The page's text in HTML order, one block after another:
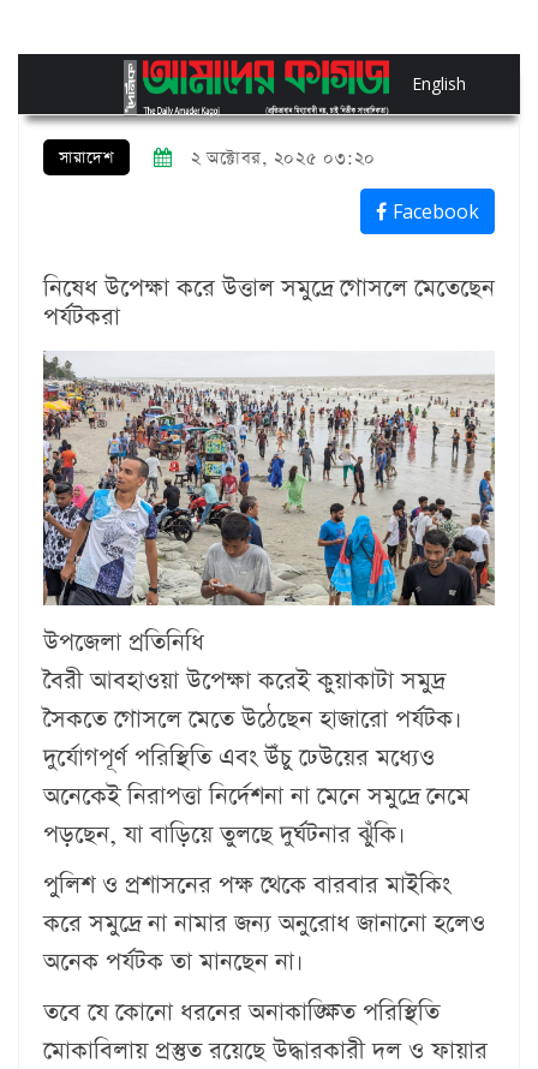
English
সারাদেশ ২ অক্টোবর, ২০২৫ ০৩:২০
Facebook
নিষেধ উপেক্ষা করে উত্তাল সমুদ্রে গোসলে মেতেছেন
পর্যটকরা
উপজেলা প্রতিনিধি
বৈরী আবহাওয়া উপেক্ষা করেই কুয়াকাটা সমুদ্র
সৈকতে গোসলে মেতে উঠেছেন হাজারো পর্যটক।
দুর্যোগপূর্ণ পরিস্থিতি এবং উঁচু ঢেউয়ের মধ্যেও
অনেকেই নিরাপত্তা নির্দেশনা না মেনে সমুদ্রে নেমে
পড়ছেন, যা বাড়িয়ে তুলছে দুর্ঘটনার ঝুঁকি।
পুলিশ ও প্রশাসনের পক্ষ থেকে বারবার মাইকিং
করে সমুদ্রে না নামার জন্য অনুরোধ জানানো হলেও
অনেক পর্যটক তা মানছেন না।
তবে যে কোনো ধরনের অনাকাঙ্ক্ষিত পরিস্থিতি
মোকাবিলায় প্রস্তুত রয়েছে উদ্ধারকারী দল ও ফায়ার